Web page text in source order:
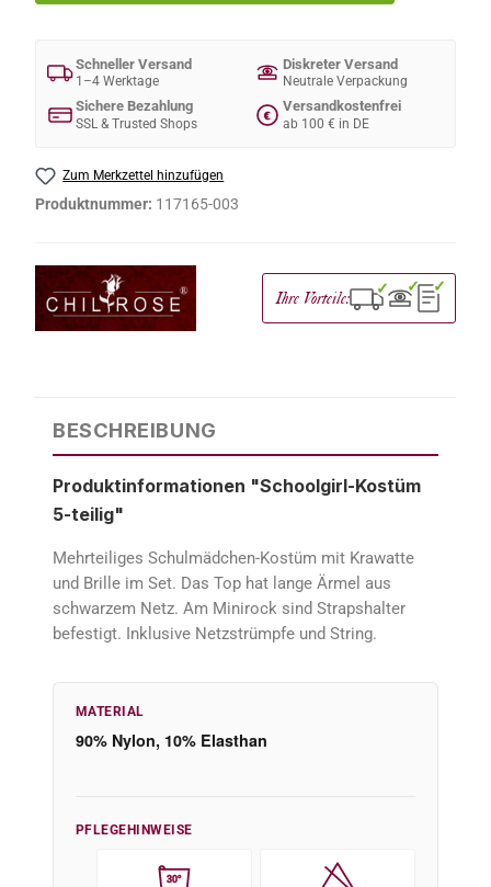
Schneller Versand
1–4 Werktage
Diskreter Versand
Neutrale Verpackung
Sichere Bezahlung
SSL & Trusted Shops
€
Versandkostenfrei
ab 100 € in DE
Zum Merkzettel hinzufügen
Produktnummer: 117165-003
Ihre Vorteile: ✓ ✓ ✓
BESCHREIBUNG
Produktinformationen "Schoolgirl-Kostüm
5-teilig"
Mehrteiliges Schulmädchen-Kostüm mit Krawatte
und Brille im Set. Das Top hat lange Ärmel aus
schwarzem Netz. Am Minirock sind Strapshalter
befestigt. Inklusive Netzstrümpfe und String.
MATERIAL
90% Nylon, 10% Elasthan
PFLEGEHINWEISE
30°